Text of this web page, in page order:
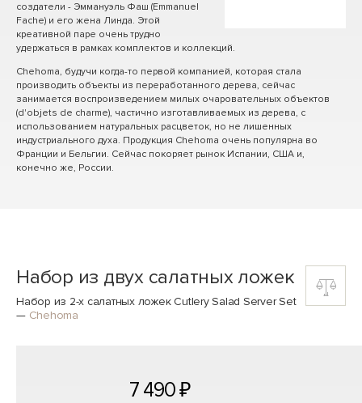
создатели - Эммануэль Фаш (Emmanuel
Fache) и его жена Линда. Этой
креативной паре очень трудно
удержаться в рамках комплектов и коллекций.
Chehoma, будучи когда-то первой компанией, которая стала
производить объекты из переработанного дерева, сейчас
занимается воспроизведением милых очаровательных объектов
(d'objets de charme), частично изготавливаемых из дерева, с
использованием натуральных расцветок, но не лишенных
индустриального духа. Продукция Chehoma очень популярна во
Франции и Бельгии. Сейчас покоряет рынок Испании, США и,
конечно же, России.
Набор из двух салатных ложек
Набор из 2-х салатных ложек Cutlery Salad Server Set
— Chehoma
7 490 ₽